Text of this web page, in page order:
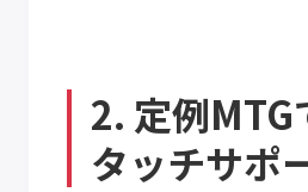
2. 定例MTG
タッチサポ